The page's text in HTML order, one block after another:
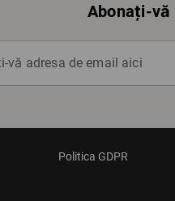
Abonați-vă
vă adresa de email aici
Politica GDPR